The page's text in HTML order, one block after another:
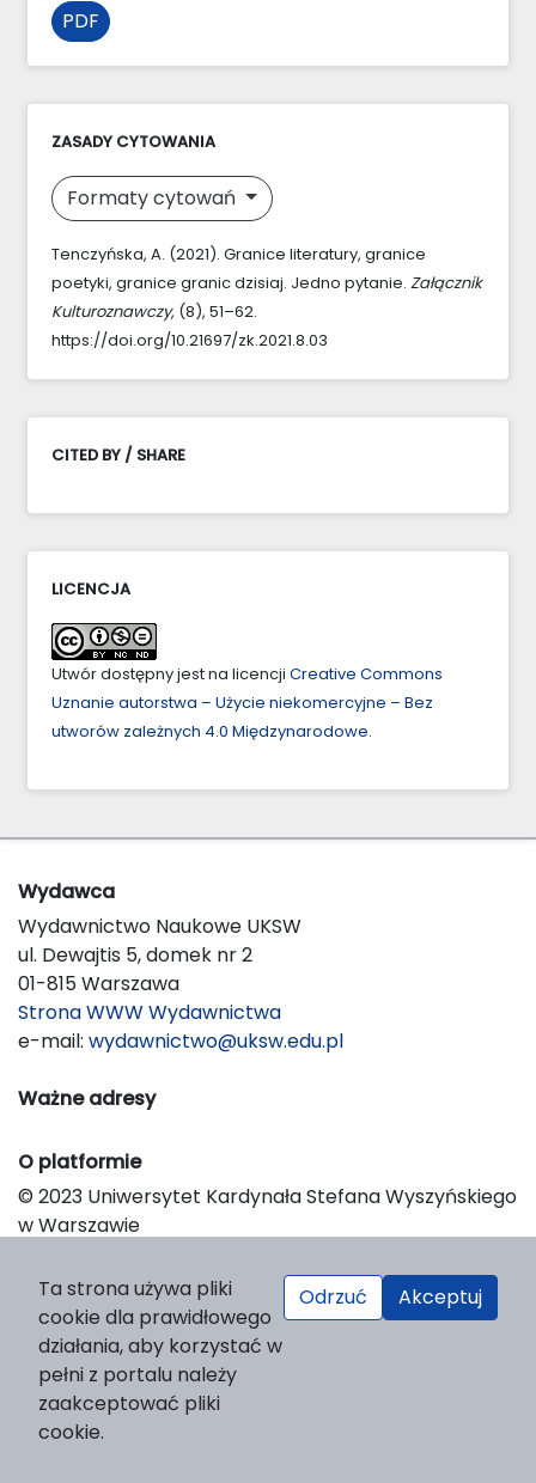
PDF
ZASADY CYTOWANIA
Formaty cytowań
Tenczyńska, A. (2021). Granice literatury, granice
poetyki, granice granic dzisiaj. Jedno pytanie. Załącznik
Kulturoznawczy, (8), 51–62.
https://doi.org/10.21697/zk.2021.8.03
CITED BY / SHARE
LICENCJA
Utwór dostępny jest na licencji Creative Commons
Uznanie autorstwa – Użycie niekomercyjne – Bez
utworów zależnych 4.0 Międzynarodowe.
Wydawca
Wydawnictwo Naukowe UKSW
ul. Dewajtis 5, domek nr 2
01-815 Warszawa
Strona WWW Wydawnictwa
e-mail: wydawnictwo@uksw.edu.pl
Ważne adresy
O platformie
© 2023 Uniwersytet Kardynała Stefana Wyszyńskiego
w Warszawie
Platform & Workflow by OJS/PKP
Ta strona używa pliki
cookie dla prawidłowego
działania, aby korzystać w
pełni z portalu należy
zaakceptować pliki
cookie.
Odrzuć Akceptuj